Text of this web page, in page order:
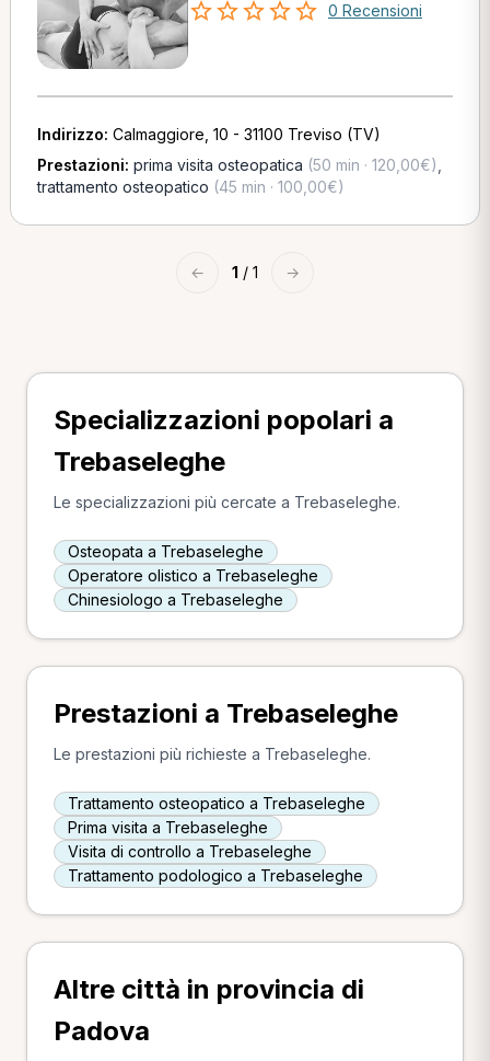
0 Recensioni
Indirizzo: Calmaggiore, 10 - 31100 Treviso (TV)
Prestazioni: prima visita osteopatica (50 min · 120,00€)
trattamento osteopatico (45 min · 100,00€)
← 1 / 1 →
Specializzazioni popolari a
Trebaseleghe
Le specializzazioni più cercate a Trebaseleghe.
Osteopata a Trebaseleghe
Operatore olistico a Trebaseleghe
Chinesiologo a Trebaseleghe
Prestazioni a Trebaseleghe
Le prestazioni più richieste a Trebaseleghe.
Trattamento osteopatico a Trebaseleghe
Prima visita a Trebaseleghe
Visita di controllo a Trebaseleghe
Trattamento podologico a Trebaseleghe
Altre città in provincia di
Padova